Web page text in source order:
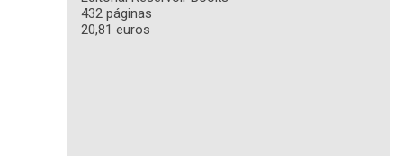
432 páginas
20,81 euros